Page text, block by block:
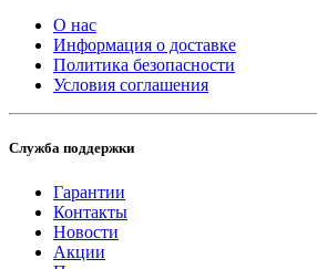
О нас
Информация о доставке
Политика безопасности
Условия соглашения
Служба поддержки
Гарантии
Контакты
Новости
Акции